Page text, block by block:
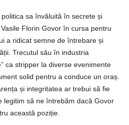
sa învăluită în secrete și
Florin Govor în cursa pentru
a ridicat semne de întrebare și
Trecutul său în industria
ca stripper la diverse evenimente
solid pentru a conduce un oraș.
și integritatea ar trebui să fie
legitim să ne întrebăm dacă Govor
această poziție.